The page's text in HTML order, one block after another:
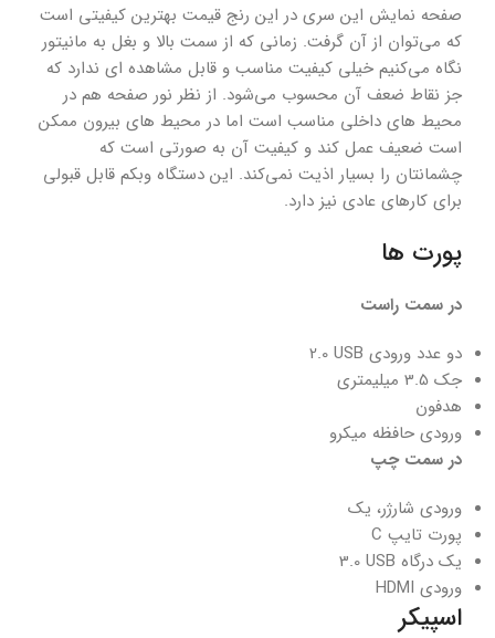
صفحه نمایش این سری در این رنج قیمت بهترین کیفیتی است
که می‌توان از آن گرفت. زمانی که از سمت بالا و بغل به مانیتور
نگاه می‌کنیم خیلی کیفیت مناسب و قابل مشاهده ای ندارد که
جز نقاط ضعف آن محسوب می‌شود. از نظر نور صفحه هم در
محیط های داخلی مناسب است اما در محیط های بیرون ممکن
است ضعیف عمل کند و کیفیت آن به صورتی است که
چشمانتان را بسیار اذیت نمی‌کند. این دستگاه وبکم قابل قبولی
برای کارهای عادی نیز دارد.
پورت ها
در سمت راست
دو عدد ورودی USB
2.0
جک 3.5 میلیمتری
هدفون
ورودی حافظه میکرو
در سمت چپ
ورودی شارژر، یک
پورت تایپ C
یک درگاه USB
3.0
ورودی HDMI
اسپیکر